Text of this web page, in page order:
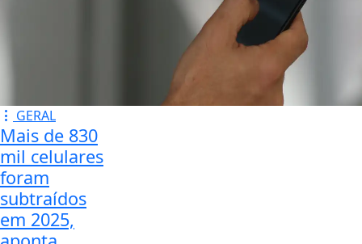
GERAL
Mais de 830
mil celulares
foram
subtraídos
em 2025,